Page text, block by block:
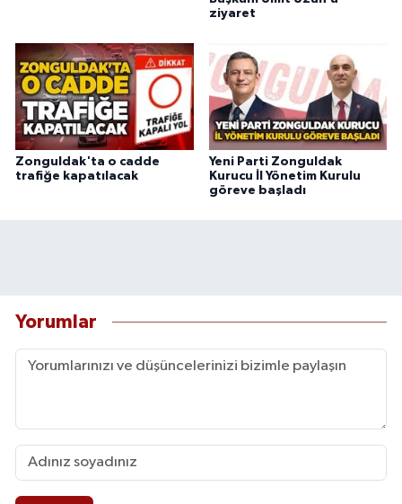
ziyaret
Zonguldak'ta o cadde
trafiğe kapatılacak
Yeni Parti Zonguldak
Kurucu İl Yönetim Kurulu
göreve başladı
Yorumlar